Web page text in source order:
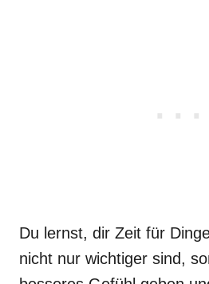
Du lernst, dir Zeit für
nicht nur wichtiger sind,